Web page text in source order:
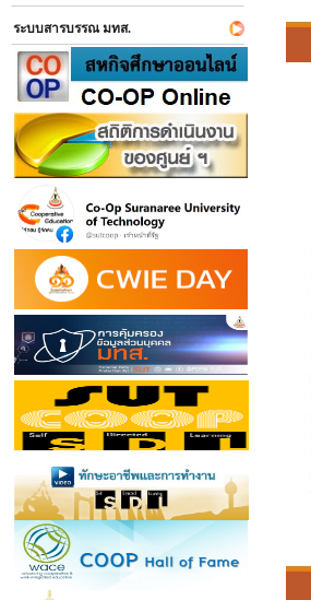
ระบบสารบรรณ มทส.